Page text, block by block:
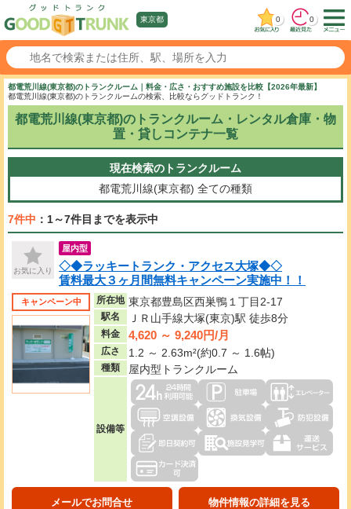
東京都 0 0
都電荒川線(東京都)のトランクルーム｜料金・広さ・おすすめ施設を比較【2026年最新】
都電荒川線(東京都)のトランクルームの検索、比較ならグッドトランク！
都電荒川線(東京都)のトランクルーム・レンタル倉庫・物
置・貸しコンテナ一覧
現在検索のトランクルーム
都電荒川線(東京都) 全ての種類
7件中 ：1～7件目までを表示中
お気に入り
屋内型
◇◆ラッキートランク・アクセス大塚◆◇
賃料最大３ヶ月間無料キャンペーン実施中！！
キャンペーン中 所在地 東京都豊島区西巣鴨１丁目2-17
駅名 ＪＲ山手線大塚(東京)駅 徒歩8分
料金 4,620 ～ 9,240円/月
広さ 1.2 ～ 2.63m²(約0.7 ～ 1.6帖)
種類 屋内型トランクルーム
設備等
メールでお問合せ 物件情報の詳細を見る